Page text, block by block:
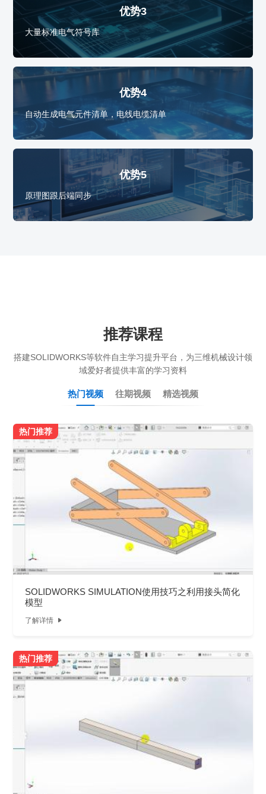
优势3
大量标准电气符号库
优势4
自动生成电气元件清单，电线电缆清单
优势5
原理图跟后端同步
推荐课程
搭建SOLIDWORKS等软件自主学习提升平台，为三维机械设计领
域爱好者提供丰富的学习资料
热门视频 往期视频 精选视频
热门推荐
SOLIDWORKS SIMULATION使用技巧之利用接头简化
模型
了解详情 
热门推荐